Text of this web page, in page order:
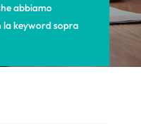
abbiamo
keyword sopra